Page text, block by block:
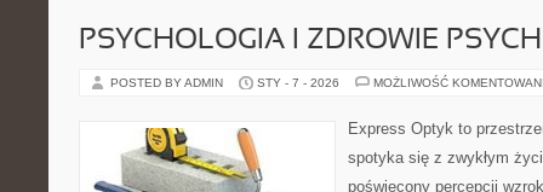
PSYCHOLOGIA I ZDROWIE
POSTED BY ADMIN STY - 7 - 2026 MOŻLIWOŚĆ
Express Optyk to
spotyka się z zwykłym
poświęcony percepcji